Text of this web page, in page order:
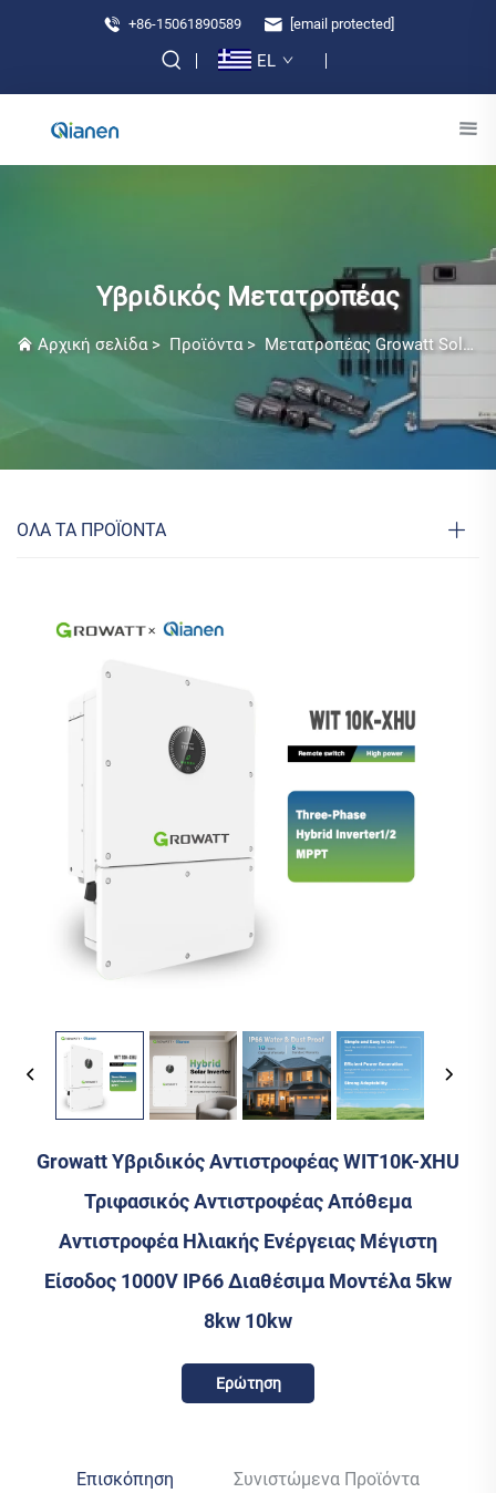
+86-15061890589 [email protected]
EL
Υβριδικός Μετατροπέας
Αρχική σελίδα > Προϊόντα > Μετατροπέας Growatt Solar
ΟΛΑ ΤΑ ΠΡΟΪΟΝΤΑ
Growatt Υβριδικός Αντιστροφέας WIT10K-XHU
Τριφασικός Αντιστροφέας Απόθεμα
Αντιστροφέα Ηλιακής Ενέργειας Μέγιστη
Είσοδος 1000V IP66 Διαθέσιμα Μοντέλα 5kw
8kw 10kw
Ερώτηση
Επισκόπηση Συνιστώμενα Προϊόντα